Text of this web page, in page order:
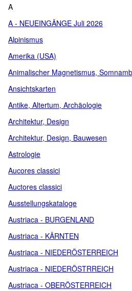
A
A - NEUEINGÄNGE Juli 2026
Alpinismus
Amerika (USA)
Animalischer Magnetismus,
Ansichtskarten
Antike, Altertum, Archäologie
Architektur, Design
Architektur, Design, Bauwesen
Astrologie
Aucores classici
Auctores classici
Ausstellungskataloge
Austriaca - BURGENLAND
Austriaca - KÄRNTEN
Austriaca - NIEDERÖSTERREICH
Austriaca - NIEDERÖSTRREICH
Austriaca - OBERÖSTERREICH